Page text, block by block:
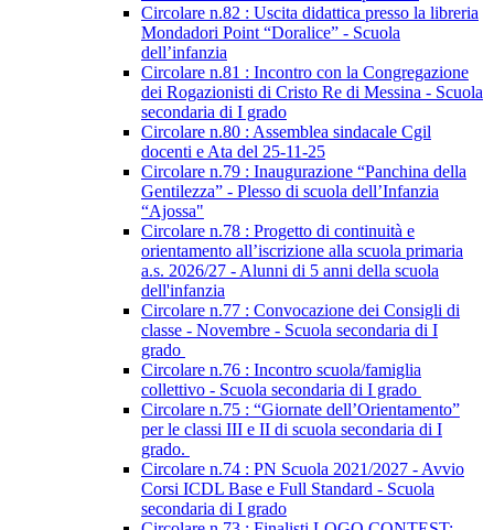
Circolare n.82 : Uscita didattica presso la libreria
Mondadori Point “Doralice” - Scuola
dell’infanzia
Circolare n.81 : Incontro con la Congregazione
dei Rogazionisti di Cristo Re di Messina - Scuola
secondaria di I grado
Circolare n.80 : Assemblea sindacale Cgil
docenti e Ata del 25-11-25
Circolare n.79 : Inaugurazione “Panchina della
Gentilezza” - Plesso di scuola dell’Infanzia
“Ajossa"
Circolare n.78 : Progetto di continuità e
orientamento all’iscrizione alla scuola primaria
a.s. 2026/27 - Alunni di 5 anni della scuola
dell'infanzia
Circolare n.77 : Convocazione dei Consigli di
classe - Novembre - Scuola secondaria di I
grado
Circolare n.76 : Incontro scuola/famiglia
collettivo - Scuola secondaria di I grado
Circolare n.75 : “Giornate dell’Orientamento”
per le classi III e II di scuola secondaria di I
grado.
Circolare n.74 : PN Scuola 2021/2027 - Avvio
Corsi ICDL Base e Full Standard - Scuola
secondaria di I grado